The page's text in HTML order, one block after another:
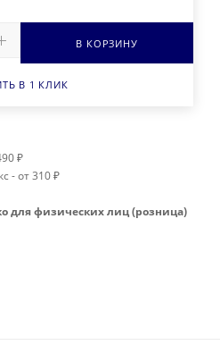
В КОРЗИНУ
В 1 КЛИК
₽
- от 310 ₽
для физических лиц (розница)